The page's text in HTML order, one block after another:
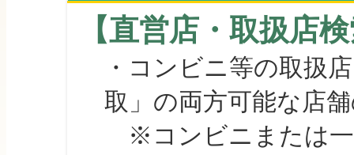
【直営店・取扱店
・コンビニ等の取扱
取」の両方可能な店
※コンビニまたは一